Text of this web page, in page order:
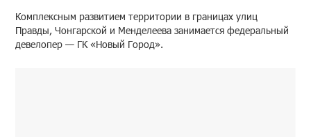
Комплексным развитием территории в границах улиц
Правды, Чонгарской и Менделеева занимается федеральный
девелопер — ГК «Новый Город».